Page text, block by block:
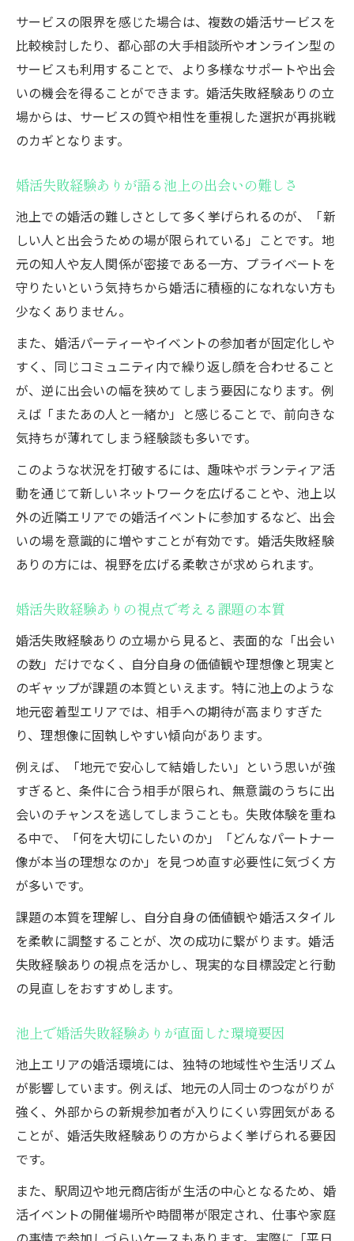
サービスの限界を感じた場合は、複数の婚活サービスを
比較検討したり、都心部の大手相談所やオンライン型の
サービスも利用することで、より多様なサポートや出会
いの機会を得ることができます。婚活失敗経験ありの立
場からは、サービスの質や相性を重視した選択が再挑戦
のカギとなります。
婚活失敗経験ありが語る池上の出会いの難しさ
池上での婚活の難しさとして多く挙げられるのが、「新
しい人と出会うための場が限られている」ことです。地
元の知人や友人関係が密接である一方、プライベートを
守りたいという気持ちから婚活に積極的になれない方も
少なくありません。
また、婚活パーティーやイベントの参加者が固定化しや
すく、同じコミュニティ内で繰り返し顔を合わせること
が、逆に出会いの幅を狭めてしまう要因になります。例
えば「またあの人と一緒か」と感じることで、前向きな
気持ちが薄れてしまう経験談も多いです。
このような状況を打破するには、趣味やボランティア活
動を通じて新しいネットワークを広げることや、池上以
外の近隣エリアでの婚活イベントに参加するなど、出会
いの場を意識的に増やすことが有効です。婚活失敗経験
ありの方には、視野を広げる柔軟さが求められます。
婚活失敗経験ありの視点で考える課題の本質
婚活失敗経験ありの立場から見ると、表面的な「出会い
の数」だけでなく、自分自身の価値観や理想像と現実と
のギャップが課題の本質といえます。特に池上のような
地元密着型エリアでは、相手への期待が高まりすぎた
り、理想像に固執しやすい傾向があります。
例えば、「地元で安心して結婚したい」という思いが強
すぎると、条件に合う相手が限られ、無意識のうちに出
会いのチャンスを逃してしまうことも。失敗体験を重ね
る中で、「何を大切にしたいのか」「どんなパートナー
像が本当の理想なのか」を見つめ直す必要性に気づく方
が多いです。
課題の本質を理解し、自分自身の価値観や婚活スタイル
を柔軟に調整することが、次の成功に繋がります。婚活
失敗経験ありの視点を活かし、現実的な目標設定と行動
の見直しをおすすめします。
池上で婚活失敗経験ありが直面した環境要因
池上エリアの婚活環境には、独特の地域性や生活リズム
が影響しています。例えば、地元の人同士のつながりが
強く、外部からの新規参加者が入りにくい雰囲気がある
ことが、婚活失敗経験ありの方からよく挙げられる要因
です。
また、駅周辺や地元商店街が生活の中心となるため、婚
活イベントの開催場所や時間帯が限定され、仕事や家庭